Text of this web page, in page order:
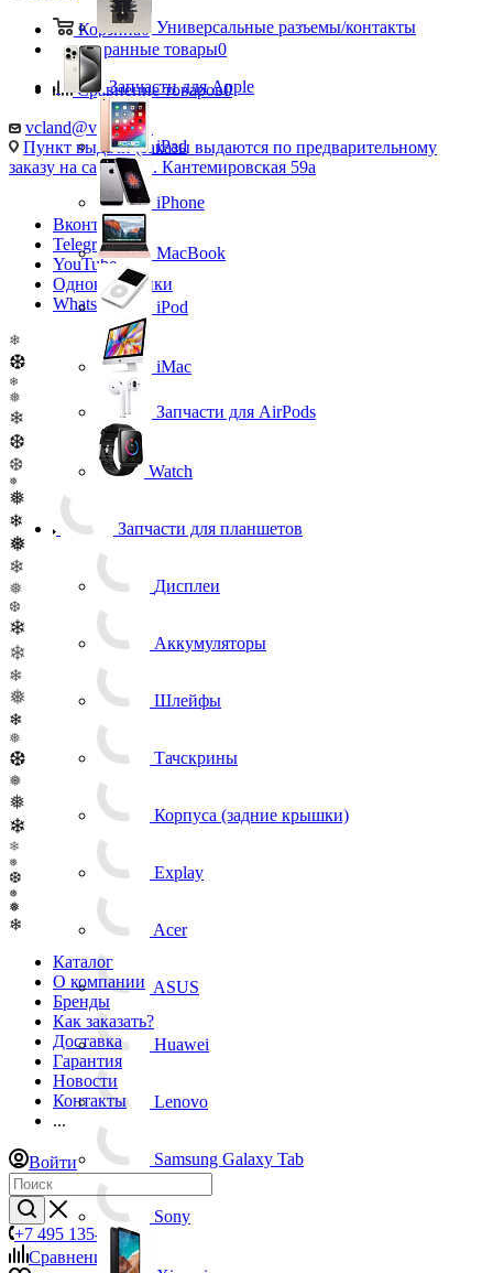
Корзина0
Избранные товары0
Сравнение товаров0
vcland@vcland.ru
Пункт выдачи (заказы выдаются по предварительному
заказу на сайте), ул. Кантемировская 59а
Вконтакте
Telegram
YouTube
Одноклассники
WhatsApp
❄
❆
❄
❅
❄
❆
❆
❅
❅
❄
❅
❄
❅
❆
❄
❄
❄
❅
❄
❅
❆
❅
❅
❄
❄
❅
❆
❅
❅
❄
Каталог
О компании
Бренды
Как заказать?
Доставка
Гарантия
Новости
Контакты
...
Войти
+7 495 135-39-43
Сравнение
0
Универсальные разъемы/контакты
Запчасти для Apple
iPad
iPhone
MacBook
iPod
iMac
Запчасти для AirPods
Watch
Запчасти для планшетов
Дисплеи
Аккумуляторы
Шлейфы
Тачскрины
Корпуса (задние крышки)
Explay
Acer
ASUS
Huawei
Lenovo
Samsung Galaxy Tab
Sony